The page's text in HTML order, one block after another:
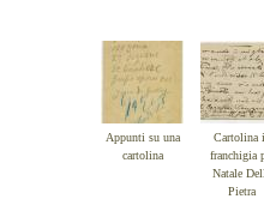
Appunti su una
cartolina
Cartolina
franchigia
Natale
Pietra